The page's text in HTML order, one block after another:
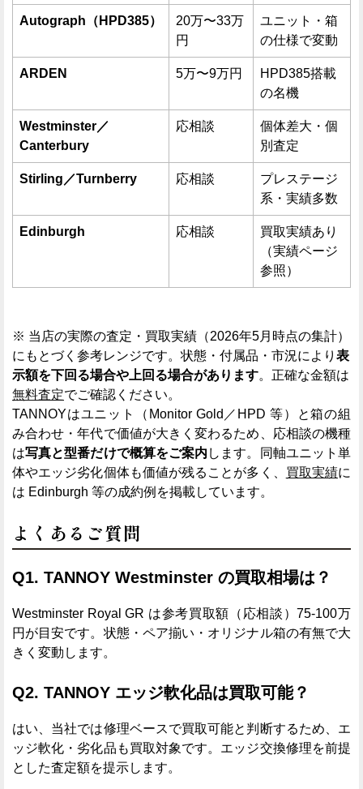
Autograph（HPD385）
20万〜33万
円
ユニット・箱
の仕様で変動
ARDEN 5万〜9万円
HPD385搭載
の名機
Westminster／
Canterbury
応相談
個体差大・個
別査定
Stirling／Turnberry 応相談
プレステージ
系・実績多数
Edinburgh 応相談
買取実績あり
（実績ページ
参照）
※ 当店の実際の査定・買取実績（2026年5月時点の集計）
にもとづく参考レンジです。状態・付属品・市況により 表
示額を下回る場合や上回る場合があります。正確な金額は
無料査定でご確認ください。
TANNOYはユニット（Monitor Gold／HPD 等）と箱の組
み合わせ・年代で価値が大きく変わるため、応相談の機種
は写真と型番だけで概算をご案内 します。同軸ユニット単
体やエッジ劣化個体も価値が残ることが多く、 買取実績に
は Edinburgh 等の成約例を掲載しています。
よくあるご質問
Q1. TANNOY Westminster の買取相場は？
Westminster Royal GR は参考買取額（応相談）75-100万
円が目安です。状態・ペア揃い・オリジナル箱の有無で大
きく変動します。
Q2. TANNOY エッジ軟化品は買取可能？
はい、当社では修理ベースで買取可能と判断するため、エ
ッジ軟化・劣化品も買取対象です。エッジ交換修理を前提
とした査定額を提示します。